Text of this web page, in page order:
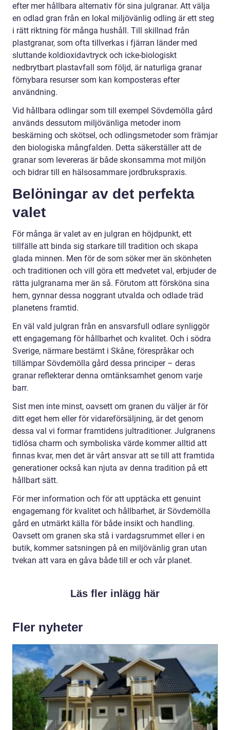
efter mer hållbara alternativ för sina julgranar. Att välja
en odlad gran från en lokal miljövänlig odling är ett steg
i rätt riktning för många hushåll. Till skillnad från
plastgranar, som ofta tillverkas i fjärran länder med
sluttande koldioxidavtryck och icke-biologiskt
nedbrytbart plastavfall som följd, är naturliga granar
förnybara resurser som kan komposteras efter
användning.
Vid hållbara odlingar som till exempel Sövdemölla gård
används dessutom miljövänliga metoder inom
beskärning och skötsel, och odlingsmetoder som främjar
den biologiska mångfalden. Detta säkerställer att de
granar som levereras är både skonsamma mot miljön
och bidrar till en hälsosammare jordbrukspraxis.
Belöningar av det perfekta
valet
För många är valet av en julgran en höjdpunkt, ett
tillfälle att binda sig starkare till tradition och skapa
glada minnen. Men för de som söker mer än skönheten
och traditionen och vill göra ett medvetet val, erbjuder de
rätta julgranarna mer än så. Förutom att försköna sina
hem, gynnar dessa noggrant utvalda och odlade träd
planetens framtid.
En väl vald julgran från en ansvarsfull odlare synliggör
ett engagemang för hållbarhet och kvalitet. Och i södra
Sverige, närmare bestämt i Skåne, förespråkar och
tillämpar Sövdemölla gård dessa principer – deras
granar reflekterar denna omtänksamhet genom varje
barr.
Sist men inte minst, oavsett om granen du väljer är för
ditt eget hem eller för vidareförsäljning, är det genom
dessa val vi formar framtidens jultraditioner. Julgranens
tidlösa charm och symboliska värde kommer alltid att
finnas kvar, men det är vårt ansvar att se till att framtida
generationer också kan njuta av denna tradition på ett
hållbart sätt.
För mer information och för att upptäcka ett genuint
engagemang för kvalitet och hållbarhet, är Sövdemölla
gård en utmärkt källa för både insikt och handling.
Oavsett om granen ska stå i vardagsrummet eller i en
butik, kommer satsningen på en miljövänlig gran utan
tvekan att vara en gåva både till er och vår planet.
Läs fler inlägg här
Fler nyheter